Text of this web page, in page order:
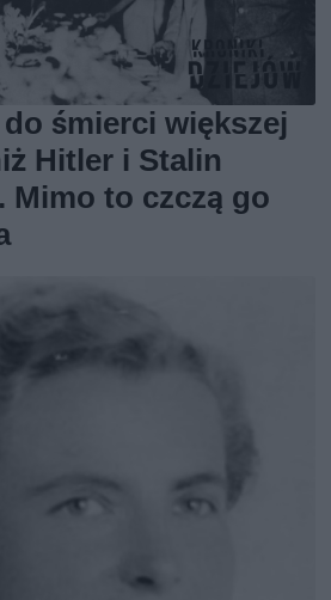
śmierci większej
Hitler i Stalin
Mimo to czczą go